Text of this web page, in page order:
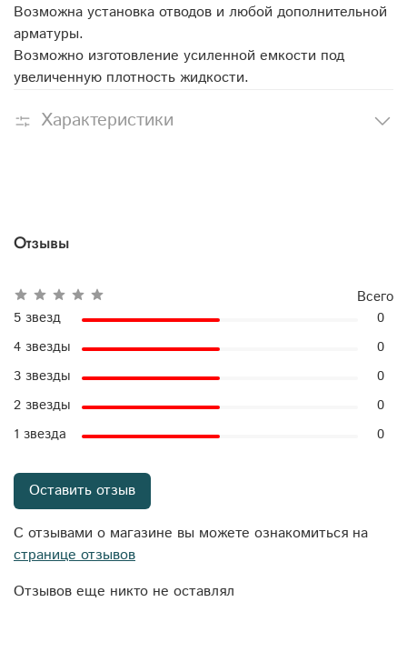
Возможна установка отводов и любой дополнительной
арматуры.
Возможно изготовление усиленной емкости под
увеличенную плотность жидкости.
Характеристики
Отзывы
Отзывов еще никто не оставлял
Всего
5 звезд
0
4 звезды
0
3 звезды
0
2 звезды
0
1 звезда
0
Оставить отзыв
С отзывами о магазине вы можете ознакомиться на
странице отзывов